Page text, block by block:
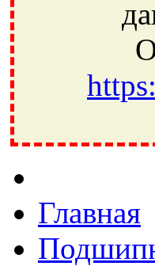
Ивантеевка,
Главная